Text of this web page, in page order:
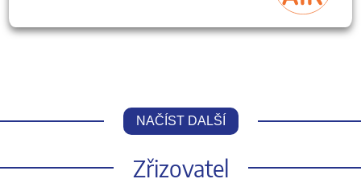
NAČÍST DALŠÍ
Zřizovatel